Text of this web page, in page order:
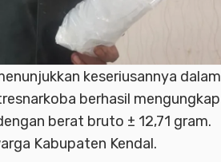
keseriusannya dalam
berhasil mengungkap
berat bruto ± 12,71 gram.
Kabupaten Kendal.